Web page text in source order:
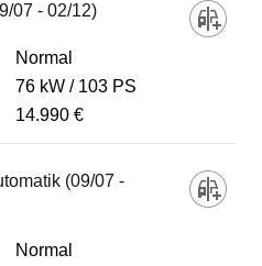
07 - 02/12)
Normal
76 kW
103 PS
14.990 €
(09/07 -
Normal